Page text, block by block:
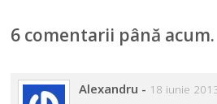
condițiile de
călătorie
6 comentarii până acum.
Alexandru - 18 iunie